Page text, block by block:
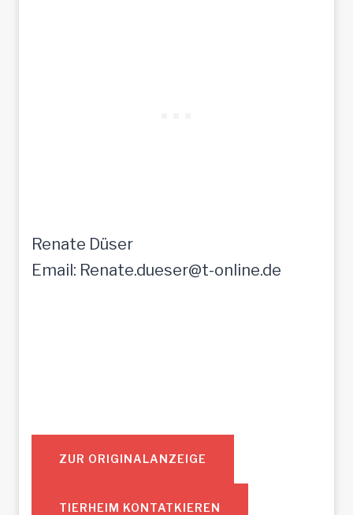
Renate Düser
Email: Renate.dueser@t-online.de
ZUR ORIGINALANZEIGE
TIERHEIM KONTATKIEREN